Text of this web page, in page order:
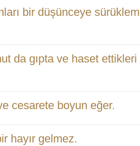
bir düşünceye
da gıpta ve haset
cesarete boyun eğer.
hayır gelmez.